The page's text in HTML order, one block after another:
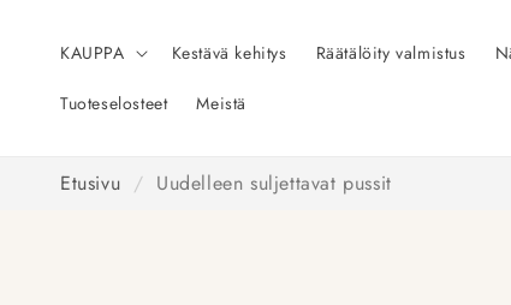
KAUPPA Kestävä kehitys Räätälöity valmistus
Tuoteselosteet Meistä
Etusivu / Uudelleen suljettavat pussit